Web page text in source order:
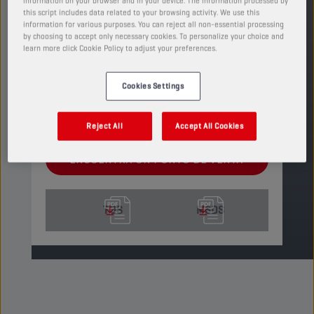
engranajes hipoides.
PRODUCTO: 3354
Ver tamaños y envases disponibles
CHAMPIONOEM SPECIFIC80W90 LS GL 5
ENCUENTRA UN PUNTO DE VENTA
TDS MSDS
this script includes data related to your browsing activity. We use this
information for various purposes. You can reject all non-essential processing
by choosing to accept only necessary cookies. To personalize your choice and
learn more click Cookie Policy to adjust your preferences.
Cookies Settings
Reject All Accept All Cookies